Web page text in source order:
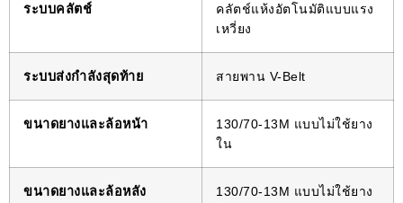
ระบบคลัตช์
คลัตช์แห้งอัตโนมัติแบบแรง
เหวี่ยง
ระบบส่งกำลังสุดท้าย สายพาน V-Belt
ขนาดยางและล้อหน้า
130/70-13M แบบไม่ใช้ยาง
ใน
ขนาดยางและล้อหลัง
130/70-13M แบบไม่ใช้ยาง